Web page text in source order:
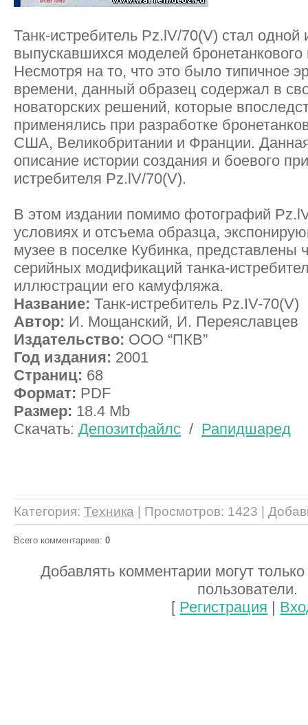
Танк-истребитель Pz.lV/70(V) стал одной
выпускавшихся моделей
Несмотря на то, что это было типичное
времени, данный образец содержал в
новаторских решений, которые
применялись при разработке
США, Великобритании и Франции.
описание истории создания и боевого
истребителя Pz.lV/70(V).
В этом издании помимо фотографий
условиях и отсъема образца,
музее в поселке Кубинка, представлены
серийных модификаций танка-
иллюстрации его камуфляжа.
Название: Танк-истребитель Pz.IV-70(V)
Автор: И. Мощанский, И. Переяславцев
Издательство: ООО “ПКВ”
Год издания: 2001
Страниц: 68
Формат: PDF
Размер: 18.4 Mb
Скачать: Депозитфайлс / Рапидшаред
Категория: Техника Просмотров: 1423 |
Всего комментариев: 0
Добавлять комментарии могут
пользователи.
[ Регистрация |